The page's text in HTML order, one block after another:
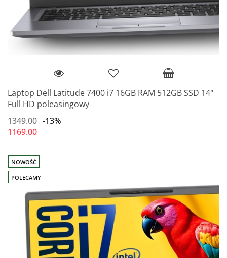
Laptop Dell Latitude 7400 i7 16GB RAM 512GB SSD 14"
Full HD poleasingowy
1349.00 -13%
1169.00
NOWOŚĆ
POLECAMY